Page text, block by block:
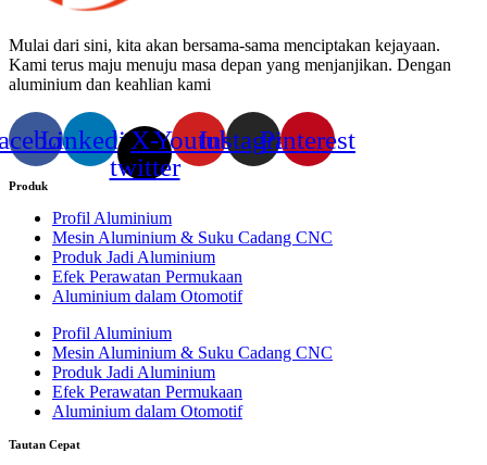
Mulai dari sini, kita akan bersama-sama menciptakan kejayaan.
Kami terus maju menuju masa depan yang menjanjikan. Dengan
aluminium dan keahlian kami
LinkedinX-
twitter
YoutubeInstagramPinterest
Produk
Profil Aluminium
Mesin Aluminium & Suku Cadang CNC
Produk Jadi Aluminium
Efek Perawatan Permukaan
Aluminium dalam Otomotif
Profil Aluminium
Mesin Aluminium & Suku Cadang CNC
Produk Jadi Aluminium
Efek Perawatan Permukaan
Aluminium dalam Otomotif
Tautan Cepat